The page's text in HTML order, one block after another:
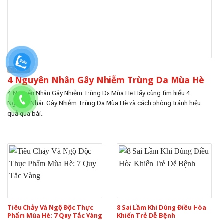
TIN TỨC
4 Nguyên Nhân Gây Nhiễm Trùng Da Mùa Hè
4 Nguyên Nhân Gây Nhiễm Trùng Da Mùa Hè Hãy cùng tìm hiểu 4
Nguyên Nhân Gây Nhiễm Trùng Da Mùa Hè và cách phòng tránh hiệu
quả qua bài...
Tiêu Chảy Và Ngộ Độc Thực
Phẩm Mùa Hè: 7 Quy Tắc Vàng
8 Sai Lầm Khi Dùng Điều Hòa
Khiến Trẻ Dễ Bệnh